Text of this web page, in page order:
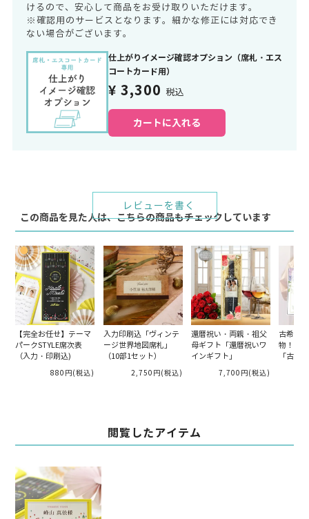
けるので、安心して商品をお受け取りいただけます。
※確認用のサービスとなります。細かな修正には対応でき
ない場合がございます。
仕上がりイメージ確認オプション（席札・エス
コートカード用）
¥ 3,300 税込
カートに入れる
レビューを書く
この商品を見た人は、こちらの商品もチェックしています
【完全お任せ】テーマ
パークSTYLE席次表
（入力・印刷込)
880円(税込)
入力印刷込「ヴィンテ
ージ世界地図席札」
（10部1セット）
2,750円(税込)
還暦祝い・両親・祖父
母ギフト「還暦祝いワ
インギフト」
7,700円(税込)
古希祝
物！メ
「古希
閲覧したアイテム